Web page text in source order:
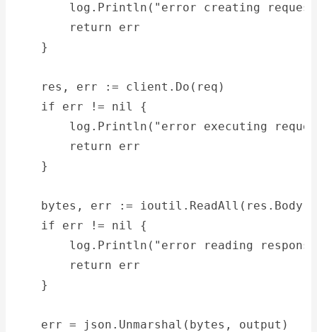
log.Println("error creating
        return err
    }
    res, err := client.Do(req)
    if err != nil {
log.Println("error executing
        return err
    }
    bytes, err := ioutil.ReadAll(res.Body)
    if err != nil {
log.Println("error reading
        return err
    }
    err = json.Unmarshal(bytes, output)